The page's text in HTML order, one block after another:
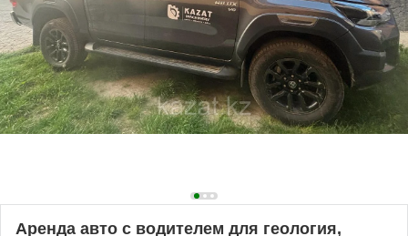
Аренда авто с водителем для геология,